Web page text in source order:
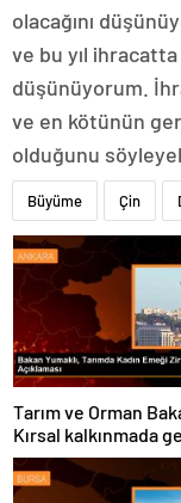
olacağını
ve bu yıl
düşünüyorum.
ve en kötünün
olduğunu
Büyüme Çin
Tarım ve Orman
Kırsal kalkınmada
ve kadınlara pozitif
yapıyoruz